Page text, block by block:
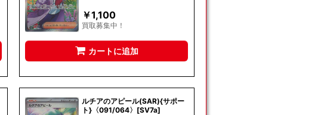
￥1,100
買取募集中！
カートに追加
ルチアのアピール(SAR){サポー
ト}〈091/064〉[SV7a]